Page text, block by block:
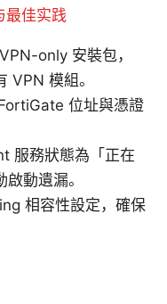
最佳实践
only 安裝包，
VPN 模組。
位址與憑證
服務狀態為「正在
動遺漏。
相容性設定，確保